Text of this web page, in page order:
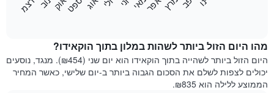
מחיר
הממוצע
של
חדר
בכל
א
פ
ר ס
פ
ט ד
צ
מ
מהו היום הזול ביותר לשהות במלון בתוך הוקאידו?
היום הזול ביותר לשהייה בתוך הוקאידו הוא יום שני (₪454). מנגד, נוסעים
יכולים לצפות לשלם את הסכום הגבוה ביותר ב-יום שלישי, כאשר המחיר
הממוצע ללילה הוא ₪835.